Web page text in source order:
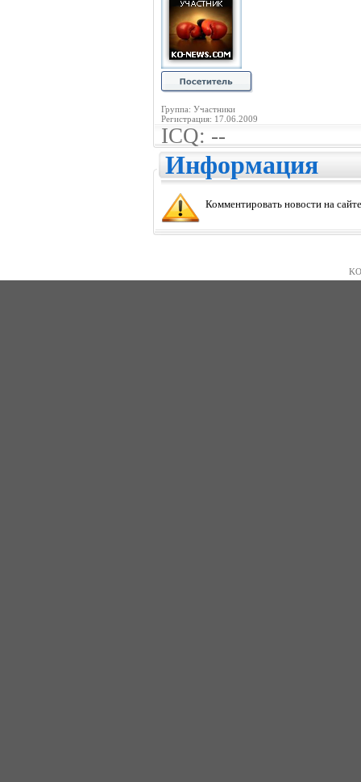
Группа: Участники
Регистрация: 17.06.2009
ICQ: --
Информация
Комментировать новости на